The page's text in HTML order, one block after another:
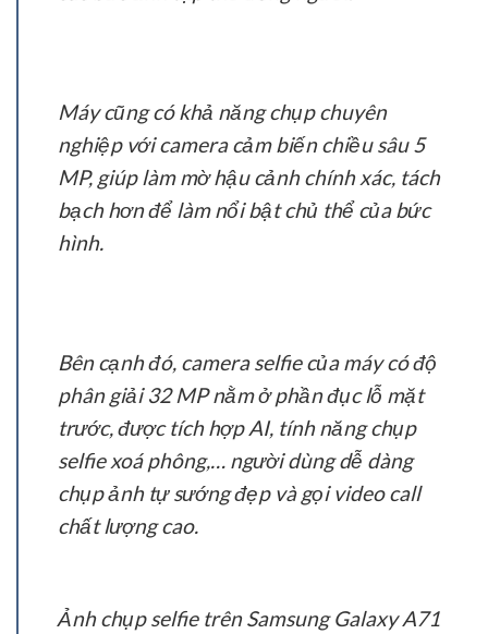
Máy cũng có khả năng chụp chuyên
nghiệp với camera cảm biến chiều sâu 5
MP, giúp làm mờ hậu cảnh chính xác, tách
bạch hơn để làm nổi bật chủ thể của bức
hình.
Bên cạnh đó, camera selfie của máy có độ
phân giải 32 MP nằm ở phần đục lỗ mặt
trước, được tích hợp AI, tính năng chụp
selfie xoá phông,… người dùng dễ dàng
chụp ảnh tự sướng đẹp và gọi video call
chất lượng cao.
Ảnh chụp selfie trên Samsung Galaxy A71